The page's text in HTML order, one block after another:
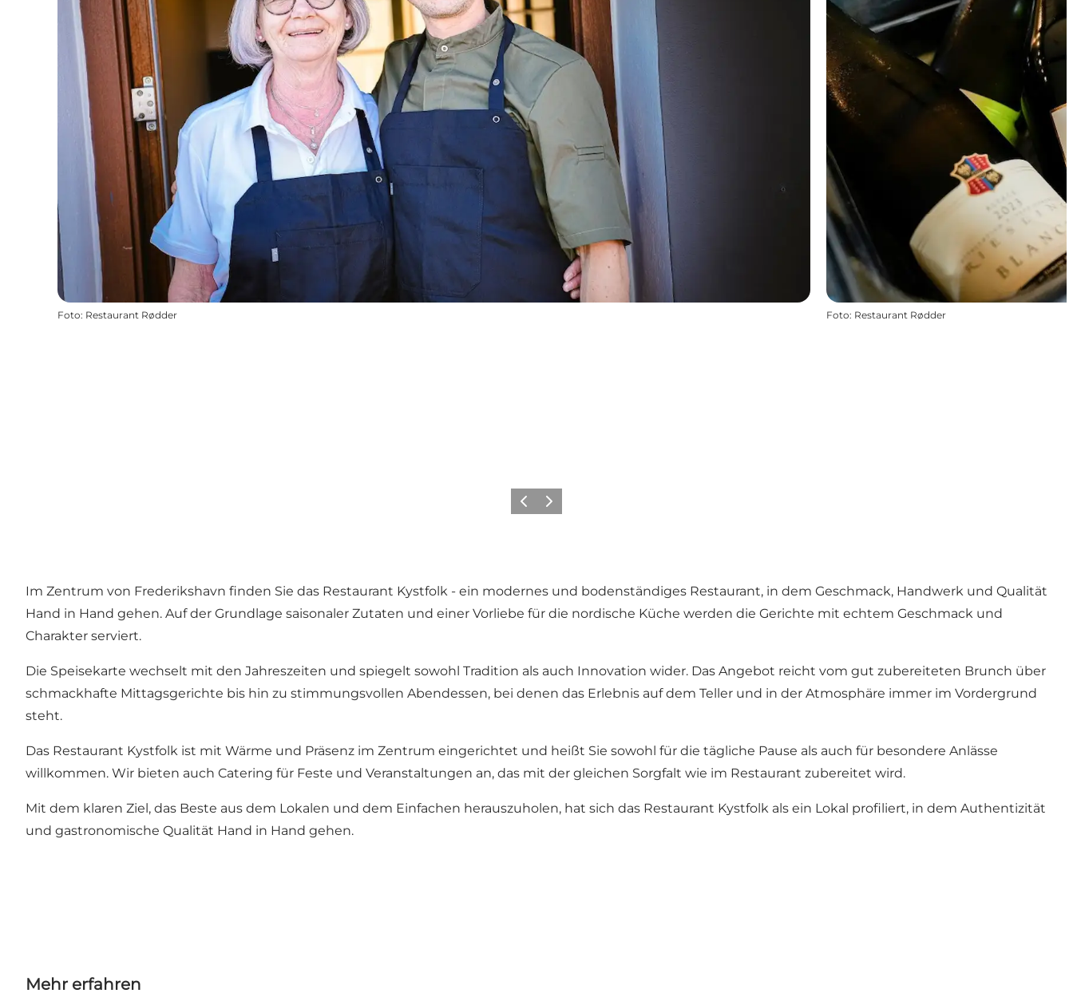
Foto: Restaurant Rødder Foto: Restaurant Rødder
ZurückWeiter
Im Zentrum von Frederikshavn finden Sie das Restaurant Kystfolk - ein modernes und bodenständiges Restaurant, in dem Geschmack, Handwerk und Qualität
Hand in Hand gehen. Auf der Grundlage saisonaler Zutaten und einer Vorliebe für die nordische Küche werden die Gerichte mit echtem Geschmack und
Charakter serviert.
Die Speisekarte wechselt mit den Jahreszeiten und spiegelt sowohl Tradition als auch Innovation wider. Das Angebot reicht vom gut zubereiteten Brunch über
schmackhafte Mittagsgerichte bis hin zu stimmungsvollen Abendessen, bei denen das Erlebnis auf dem Teller und in der Atmosphäre immer im Vordergrund
steht.
Das Restaurant Kystfolk ist mit Wärme und Präsenz im Zentrum eingerichtet und heißt Sie sowohl für die tägliche Pause als auch für besondere Anlässe
willkommen. Wir bieten auch Catering für Feste und Veranstaltungen an, das mit der gleichen Sorgfalt wie im Restaurant zubereitet wird.
Mit dem klaren Ziel, das Beste aus dem Lokalen und dem Einfachen herauszuholen, hat sich das Restaurant Kystfolk als ein Lokal profiliert, in dem Authentizität
und gastronomische Qualität Hand in Hand gehen.
Mehr erfahren